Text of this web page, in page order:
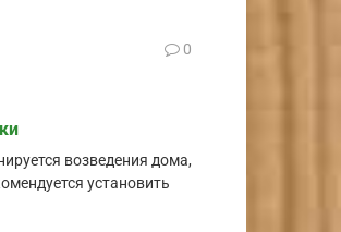
0
возведения дома,
установить